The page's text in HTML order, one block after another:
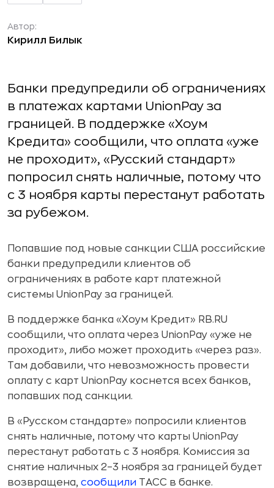
Автор:
Кирилл Билык
Банки предупредили об ограничениях
в платежах картами UnionPay за
границей. В поддержке «Хоум
Кредита» сообщили, что оплата «уже
не проходит», «Русский стандарт»
попросил снять наличные, потому что
с 3 ноября карты перестанут работать
за рубежом.
Попавшие под новые санкции США российские
банки предупредили клиентов об
ограничениях в работе карт платежной
системы UnionPay за границей.
В поддержке банка «Хоум Кредит» RB.RU
сообщили, что оплата через UnionPay «уже не
проходит», либо может проходить «через раз».
Там добавили, что невозможность провести
оплату с карт UnionPay коснется всех банков,
попавших под санкции.
В «Русском стандарте» попросили клиентов
снять наличные, потому что карты UnionPay
перестанут работать с 3 ноября. Комиссия за
снятие наличных 2–3 ноября за границей будет
возвращена, сообщили ТАСС в банке.